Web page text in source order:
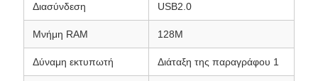
Διασύνδεση USB2.0
Μνήμη RAM 128M
Δύναμη εκτυπωτή Διάταξη της παραγράφου 1